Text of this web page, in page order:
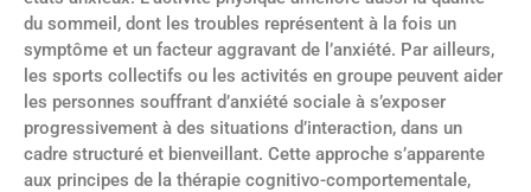
du sommeil, dont les troubles représentent à la fois un
symptôme et un facteur aggravant de l’anxiété. Par ailleurs,
les sports collectifs ou les activités en groupe peuvent aider
les personnes souffrant d’anxiété sociale à s’exposer
progressivement à des situations d’interaction, dans un
cadre structuré et bienveillant. Cette approche s’apparente
aux principes de la thérapie cognitivo-comportementale,